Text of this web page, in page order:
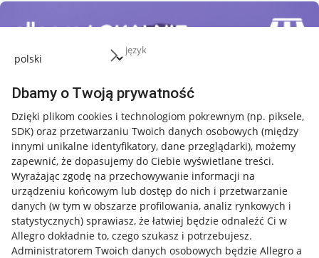
język
Dbamy o Twoją prywatność
Dzięki plikom cookies i technologiom pokrewnym (np. piksele,
SDK) oraz przetwarzaniu Twoich danych osobowych (między
innymi unikalne identyfikatory, dane przeglądarki), możemy
zapewnić, że dopasujemy do Ciebie wyświetlane treści.
Wyrażając zgodę na przechowywanie informacji na
urządzeniu końcowym lub dostęp do nich i przetwarzanie
danych (w tym w obszarze profilowania, analiz rynkowych i
statystycznych) sprawiasz, że łatwiej będzie odnaleźć Ci w
Allegro dokładnie to, czego szukasz i potrzebujesz.
Administratorem Twoich danych osobowych będzie Allegro a